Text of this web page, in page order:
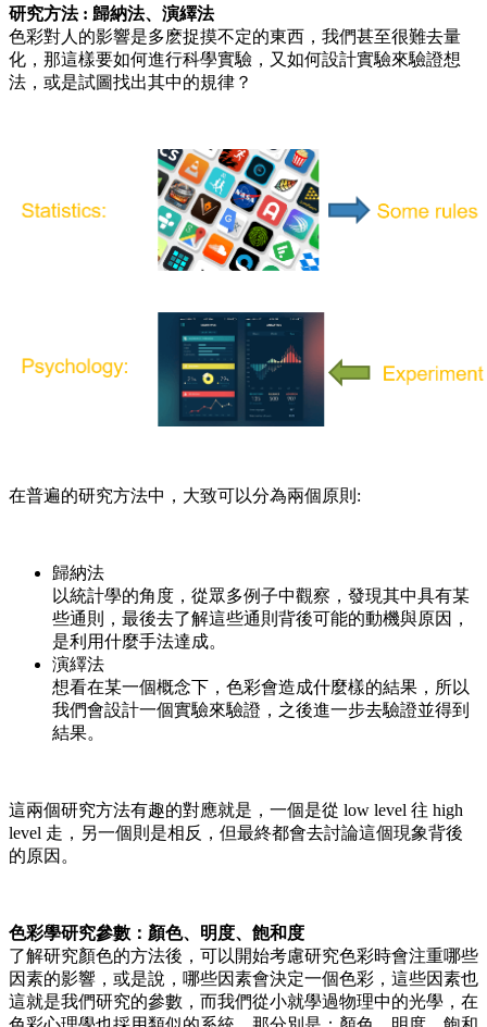
研究方法 : 歸納法、演繹法
色彩對人的影響是多麽捉摸不定的東西，我們甚至很難去量
化，那這樣要如何進行科學實驗，又如何設計實驗來驗證想
法，或是試圖找出其中的規律？
在普遍的研究方法中，大致可以分為兩個原則:
歸納法
以統計學的角度，從眾多例子中觀察，發現其中具有某
些通則，最後去了解這些通則背後可能的動機與原因，
是利用什麼手法達成。
演繹法
想看在某一個概念下，色彩會造成什麼樣的結果，所以
我們會設計一個實驗來驗證，之後進一步去驗證並得到
結果。
這兩個研究方法有趣的對應就是，一個是從 low level 往 high
level 走，另一個則是相反，但最終都會去討論這個現象背後
的原因。
色彩學研究參數：顏色、明度、飽和度
了解研究顏色的方法後，可以開始考慮研究色彩時會注重哪些
因素的影響，或是說，哪些因素會決定一個色彩，這些因素也
這就是我們研究的參數，而我們從小就學過物理中的光學，在